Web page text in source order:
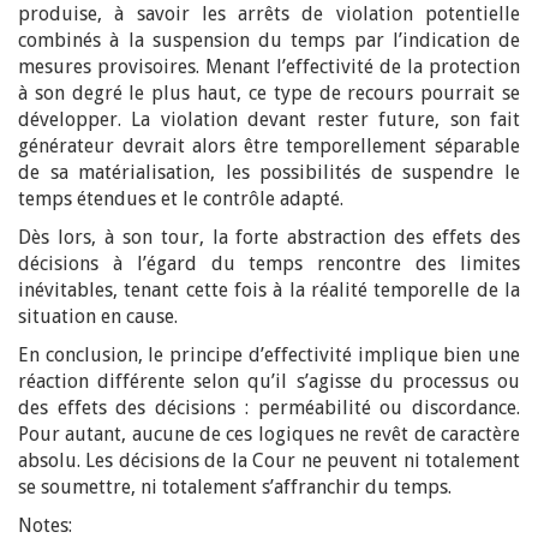
produise, à savoir les arrêts de violation potentielle
combinés à la suspension du temps par l’indication de
mesures provisoires. Menant l’effectivité de la protection
à son degré le plus haut, ce type de recours pourrait se
développer. La violation devant rester future, son fait
générateur devrait alors être temporellement séparable
de sa matérialisation, les possibilités de suspendre le
temps étendues et le contrôle adapté.
Dès lors, à son tour, la forte abstraction des effets des
décisions à l’égard du temps rencontre des limites
inévitables, tenant cette fois à la réalité temporelle de la
situation en cause.
En conclusion, le principe d’effectivité implique bien une
réaction différente selon qu’il s’agisse du processus ou
des effets des décisions : perméabilité ou discordance.
Pour autant, aucune de ces logiques ne revêt de caractère
absolu. Les décisions de la Cour ne peuvent ni totalement
se soumettre, ni totalement s’affranchir du temps.
Notes: